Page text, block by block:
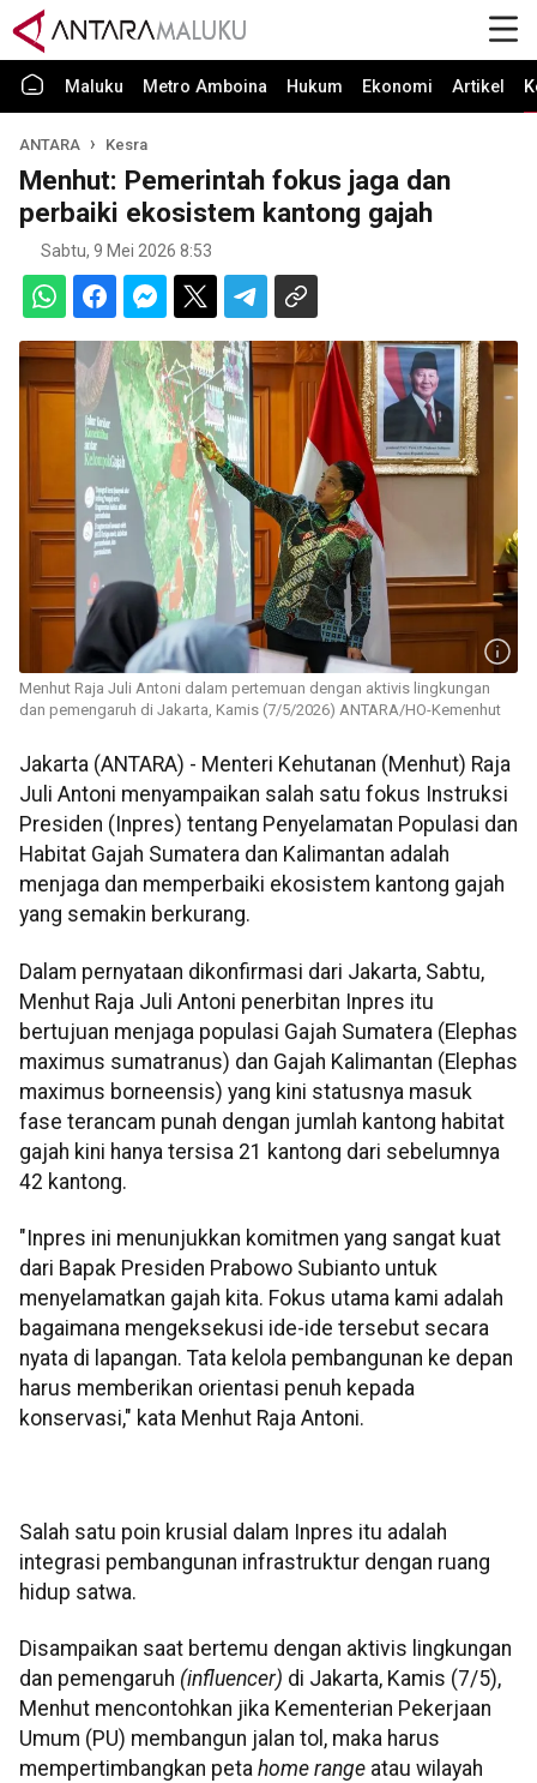
Maluku Metro Amboina Hukum Ekonomi Artikel
ANTARA Kesra
Menhut: Pemerintah fokus jaga dan
perbaiki ekosistem kantong gajah
Sabtu, 9 Mei 2026 8:53
Menhut Raja Juli Antoni dalam pertemuan dengan aktivis lingkungan
dan pemengaruh di Jakarta, Kamis (7/5/2026) ANTARA/HO-Kemenhut
Jakarta (ANTARA) - Menteri Kehutanan (Menhut) Raja
Juli Antoni menyampaikan salah satu fokus Instruksi
Presiden (Inpres) tentang Penyelamatan Populasi dan
Habitat Gajah Sumatera dan Kalimantan adalah
menjaga dan memperbaiki ekosistem kantong gajah
yang semakin berkurang.
Dalam pernyataan dikonfirmasi dari Jakarta, Sabtu,
Menhut Raja Juli Antoni penerbitan Inpres itu
bertujuan menjaga populasi Gajah Sumatera (Elephas
maximus sumatranus) dan Gajah Kalimantan (Elephas
maximus borneensis) yang kini statusnya masuk
fase terancam punah dengan jumlah kantong habitat
gajah kini hanya tersisa 21 kantong dari sebelumnya
42 kantong.
"Inpres ini menunjukkan komitmen yang sangat kuat
dari Bapak Presiden Prabowo Subianto untuk
menyelamatkan gajah kita. Fokus utama kami adalah
bagaimana mengeksekusi ide-ide tersebut secara
nyata di lapangan. Tata kelola pembangunan ke depan
harus memberikan orientasi penuh kepada
konservasi," kata Menhut Raja Antoni.
Salah satu poin krusial dalam Inpres itu adalah
integrasi pembangunan infrastruktur dengan ruang
hidup satwa.
Disampaikan saat bertemu dengan aktivis lingkungan
dan pemengaruh (influencer) di Jakarta, Kamis (7/5),
Menhut mencontohkan jika Kementerian Pekerjaan
Umum (PU) membangun jalan tol, maka harus
mempertimbangkan peta home range atau wilayah